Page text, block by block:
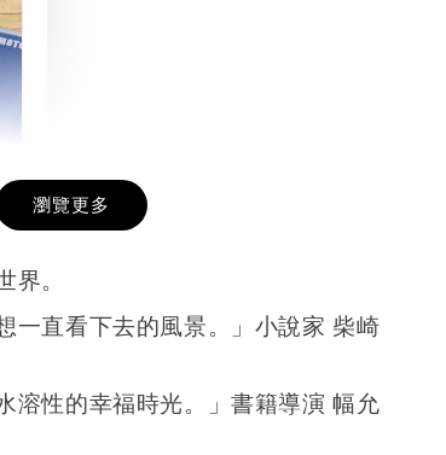
+
瀏覽更多
界。
直看下去的風景。」小說家 柴崎
性的幸福時光。」書籍導演 幅允